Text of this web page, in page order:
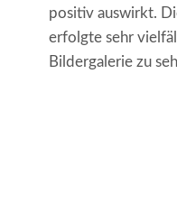
positiv auswirkt.
erfolgte sehr
Bildergalerie zu